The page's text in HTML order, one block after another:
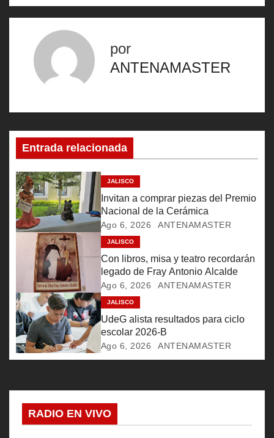
a
a
c
i
ó
n
e
n
t
a
d
por
ANTENAMASTER
Entrada relacionada
JALISCO
Invitan a comprar piezas del Premio
Nacional de la Cerámica
Ago 6, 2026 ANTENAMASTER
JALISCO
Con libros, misa y teatro recordarán
legado de Fray Antonio Alcalde
Ago 6, 2026 ANTENAMASTER
JALISCO
UdeG alista resultados para ciclo
escolar 2026-B
Ago 6, 2026 ANTENAMASTER
RADIO EN VIVO